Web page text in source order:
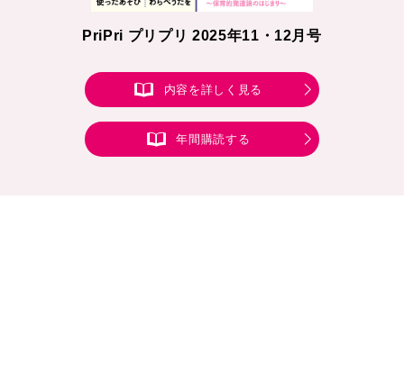
PriPri プリプリ 2025年11・12月号
内容を詳しく見る
年間購読する